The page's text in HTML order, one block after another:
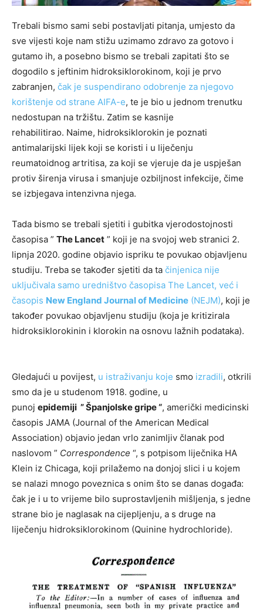
Trebali bismo sami sebi postavljati pitanja, umjesto da
sve vijesti koje nam stižu uzimamo zdravo za gotovo i
gutamo ih, a posebno bismo se trebali zapitati što se
dogodilo s jeftinim hidroksiklorokinom, koji je prvo
zabranjen, čak je suspendirano odobrenje za njegovo
korištenje od strane AIFA-e, te je bio u jednom trenutku
nedostupan na tržištu. Zatim se kasnije
rehabilitirao. Naime, hidroksiklorokin je poznati
antimalarijski lijek koji se koristi i u liječenju
reumatoidnog artritisa, za koji se vjeruje da je uspješan
protiv širenja virusa i smanjuje ozbiljnost infekcije, čime
se izbjegava intenzivna njega.
Tada bismo se trebali sjetiti i gubitka vjerodostojnosti
časopisa ” The Lancet ” koji je na svojoj web stranici 2.
lipnja 2020. godine objavio ispriku te povukao objavljenu
studiju. Treba se također sjetiti da ta činjenica nije
uključivala samo uredništvo časopisa The Lancet, već i
časopis New England Journal of Medicine (NEJM), koji je
također povukao objavljenu studiju (koja je kritizirala
hidroksiklorokinin i klorokin na osnovu lažnih podataka).
Gledajući u povijest, u istraživanju koje smo izradili, otkrili
smo da je u studenom 1918. godine, u
punoj epidemiji ” Španjolske gripe “, američki medicinski
časopis JAMA (Journal of the American Medical
Association) objavio jedan vrlo zanimljiv članak pod
naslovom ” Correspondence “, s potpisom liječnika HA
Klein iz Chicaga, koji prilažemo na donjoj slici i u kojem
se nalazi mnogo poveznica s onim što se danas događa:
čak je i u to vrijeme bilo suprostavljenih mišljenja, s jedne
strane bio je naglasak na cijepljenju, a s druge na
liječenju hidroksiklorokinom (Quinine hydrochloride).